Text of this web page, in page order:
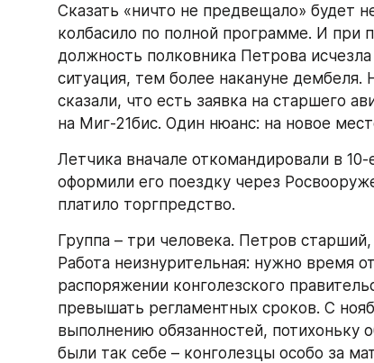
Сказать «ничто не предвещало» будет
колбасило по полной программе. И при
должность полковника Петрова
ситуация, тем более накануне
сказали, что есть заявка на старшего
на Миг-21бис. Один нюанс: на новое
Летчика вначале откомандировали в
оформили его поездку через
платило торгпредство.
Группа – три человека. Петров
Работа неизнурительная: нужно время
распоряжении конголезского
превышать регламентных сроков. С
выполнению обязанностей,
были так себе – конголезцы особо за